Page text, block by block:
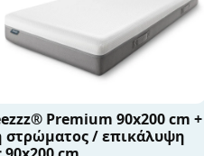
Premium 90x200 cm +
στρώματος / επικάλυψη